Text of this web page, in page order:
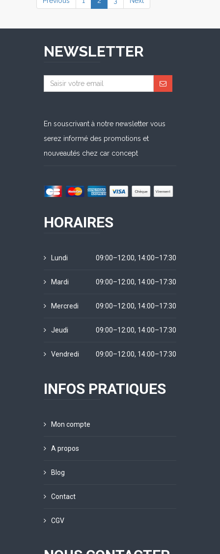
NEWSLETTER
En souscrivant à notre newsletter vous
serez informé des promotions et
nouveautés chez car concept
HORAIRES
Lundi 09:00–12:00, 14:00–17:30
Mardi 09:00–12:00, 14:00–17:30
Mercredi 09:00–12:00, 14:00–17:30
Jeudi 09:00–12:00, 14:00–17:30
Vendredi 09:00–12:00, 14:00–17:30
INFOS PRATIQUES
Mon compte
A propos
Blog
Contact
CGV